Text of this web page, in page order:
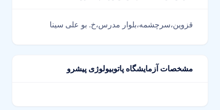
قزوین،سرچشمه،بلوار مدرس،خ. بو علی سینا
مشخصات آزمایشگاه پاتوبیولوژی پیشرو